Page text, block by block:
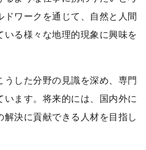
ドワークを通じて、自然と人間
いる様々な地理的現象に興味を
した分野の見識を深め、専門
ます。将来的には、国内外に
決に貢献できる人材を目指し